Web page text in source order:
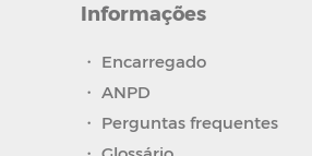
Informações
・ Encarregado
・ ANPD
・ Perguntas frequentes